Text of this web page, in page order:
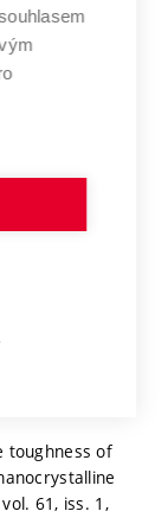
Society,
0955-2219.
Influence
Journal of the
iss. 6,
toughness of
61, iss. 1,